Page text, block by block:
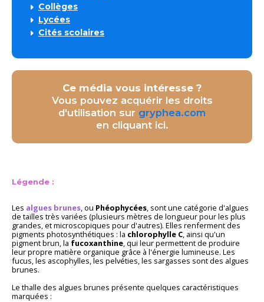
Collèges
Lycées
Cités scolaires
Ce média vous intéresse ?
Vous pouvez acquérir les droits
d'utilisation sur gryphea.com
en cliquant ici.
Légende :
Les algues brunes , ou Phéophycées , sont une catégorie d'algues
de tailles très variées (plusieurs mètres de longueur pour les plus
grandes, et microscopiques pour d'autres). Elles renferment des
pigments photosynthétiques : la chlorophylle C , ainsi qu'un
pigment brun, la fucoxanthine , qui leur permettent de produire
leur propre matière organique grâce à l'énergie lumineuse. Les
fucus, les ascophylles, les pelvéties, les sargasses sont des algues
brunes.
Le thalle des algues brunes présente quelques caractéristiques
marquées :